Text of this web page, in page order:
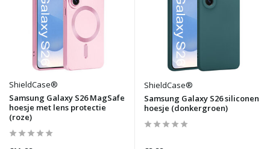
ShieldCase®
Samsung Galaxy S26 MagSafe
hoesje met lens protectie
(roze)
ShieldCase®
Samsung Galaxy S26 siliconen
hoesje (donkergroen)